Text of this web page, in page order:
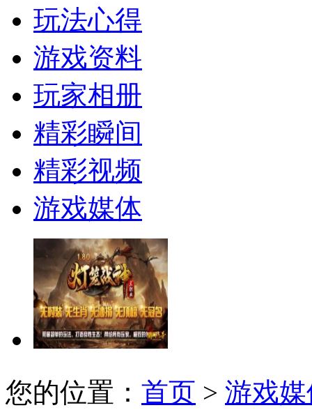
玩法心得
游戏资料
玩家相册
精彩瞬间
精彩视频
游戏媒体
您的位置： 首页 > 游戏